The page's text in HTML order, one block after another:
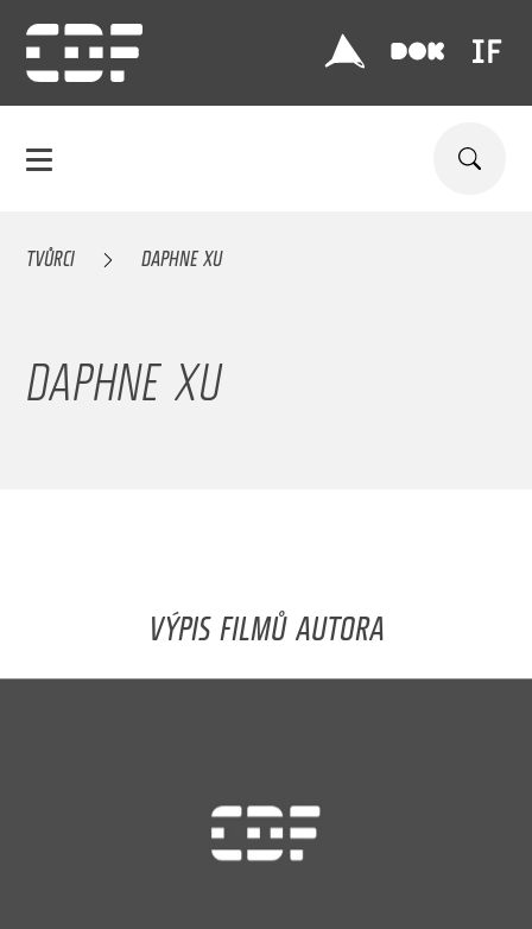
TVŮRCI DAPHNE XU
DAPHNE XU
VÝPIS FILMŮ AUTORA